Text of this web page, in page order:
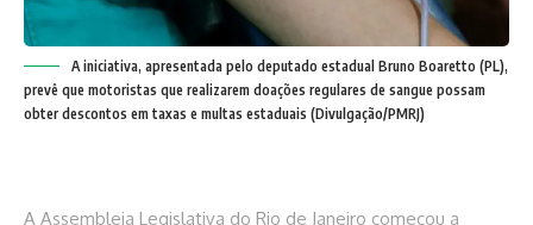
A iniciativa, apresentada pelo deputado estadual Bruno Boaretto (PL),
prevê que motoristas que realizarem doações regulares de sangue possam
obter descontos em taxas e multas estaduais (Divulgação/PMRJ)
A Assembleia Legislativa do Rio de Janeiro começou a